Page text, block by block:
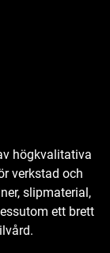
högkvalitativa
verkstad och
slipmaterial,
ett brett